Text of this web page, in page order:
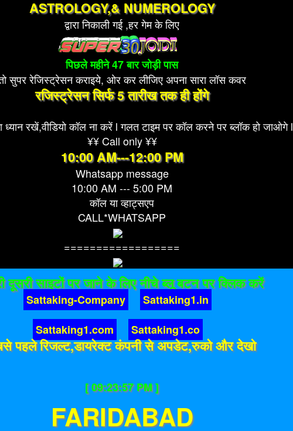
ASTROLOGY,& NUMEROLOGY
द्वारा निकाली गई ,हर गेम के लिए
पिछले महीने 47 बार जोड़ी पास
सुपर रेजिस्ट्रेसन कराइये, ओर कर लीजिए अपना सारा लॉस कवर
रजिस्ट्रेसन सिर्फ 5 तारीख तक ही होंगे
ध्यान रखें,वीडियो कॉल ना करें l गलत टाइम पर कॉल करने पर ब्लॉक हो जाओगे l
¥¥ Call only ¥¥
10:00 AM---12:00 PM
Whatsapp message
10:00 AM --- 5:00 PM
कॉल या व्हाट्सएप
CALL*WHATSAPP
==================
दूसरी साइटों पर जाने के लिए नीचे ब्लू बटन पर क्लिक करें
Sattaking-Company
Sattaking1.in
Sattaking1.com
Sattaking1.co
पहले रिजल्ट,डायरेक्ट कंपनी से अपडेट,रुको और देखो
[ 09:23:57 PM ]
FARIDABAD